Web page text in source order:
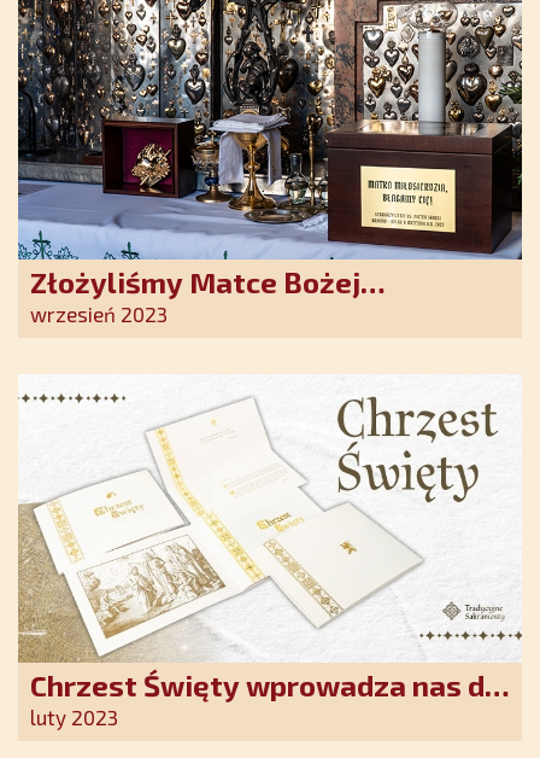
Złożyliśmy Matce Bożej
Ostrobramskiej pozłacane wotum
wrzesień 2023
Chrzest Święty wprowadza nas do
wspólnoty Kościoła. Nasz pakiet
luty 2023